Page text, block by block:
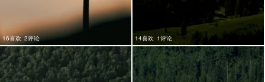
16喜欢 2评论 14喜欢 1评论